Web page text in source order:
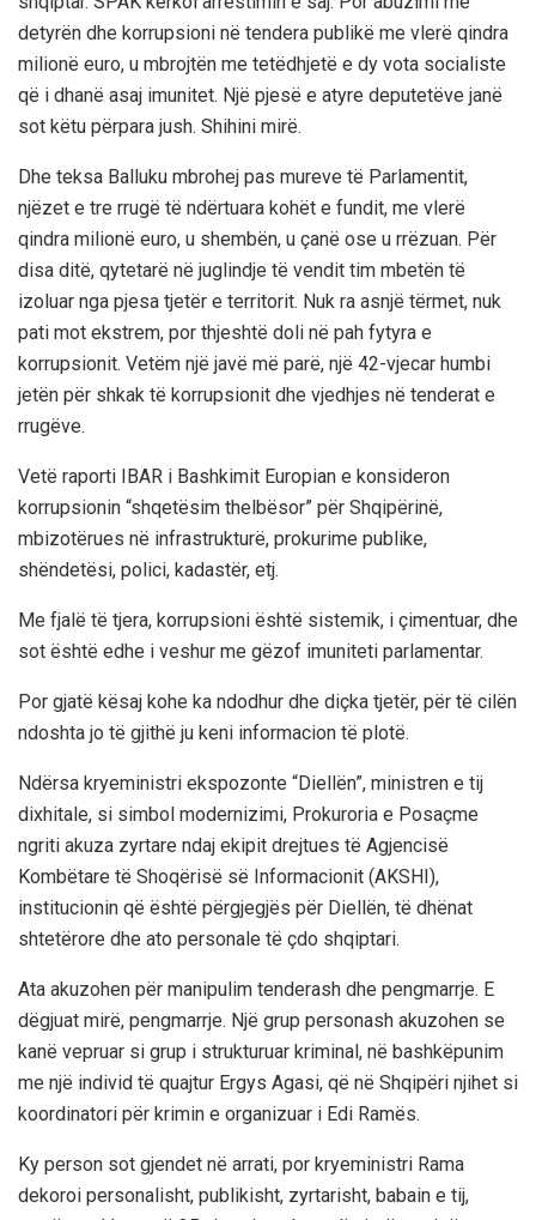
detyrën dhe korrupsioni në tendera publikë me vlerë qindra
milionë euro, u mbrojtën me tetëdhjetë e dy vota socialiste
që i dhanë asaj imunitet. Një pjesë e atyre deputetëve janë
sot këtu përpara jush. Shihini mirë.
Dhe teksa Balluku mbrohej pas mureve të Parlamentit,
njëzet e tre rrugë të ndërtuara kohët e fundit, me vlerë
qindra milionë euro, u shembën, u çanë ose u rrëzuan. Për
disa ditë, qytetarë në juglindje të vendit tim mbetën të
izoluar nga pjesa tjetër e territorit. Nuk ra asnjë tërmet, nuk
pati mot ekstrem, por thjeshtë doli në pah fytyra e
korrupsionit. Vetëm një javë më parë, një 42-vjecar humbi
jetën për shkak të korrupsionit dhe vjedhjes në tenderat e
rrugëve.
Vetë raporti IBAR i Bashkimit Europian e konsideron
korrupsionin “shqetësim thelbësor” për Shqipërinë,
mbizotërues në infrastrukturë, prokurime publike,
shëndetësi, polici, kadastër, etj.
Me fjalë të tjera, korrupsioni është sistemik, i çimentuar, dhe
sot është edhe i veshur me gëzof imuniteti parlamentar.
Por gjatë kësaj kohe ka ndodhur dhe diçka tjetër, për të cilën
ndoshta jo të gjithë ju keni informacion të plotë.
Ndërsa kryeministri ekspozonte “Diellën”, ministren e tij
dixhitale, si simbol modernizimi, Prokuroria e Posaçme
ngriti akuza zyrtare ndaj ekipit drejtues të Agjencisë
Kombëtare të Shoqërisë së Informacionit (AKSHI),
institucionin që është përgjegjës për Diellën, të dhënat
shtetërore dhe ato personale të çdo shqiptari.
Ata akuzohen për manipulim tenderash dhe pengmarrje. E
dëgjuat mirë, pengmarrje. Një grup personash akuzohen se
kanë vepruar si grup i strukturuar kriminal, në bashkëpunim
me një individ të quajtur Ergys Agasi, që në Shqipëri njihet si
koordinatori për krimin e organizuar i Edi Ramës.
Ky person sot gjendet në arrati, por kryeministri Rama
dekoroi personalisht, publikisht, zyrtarisht, babain e tij,